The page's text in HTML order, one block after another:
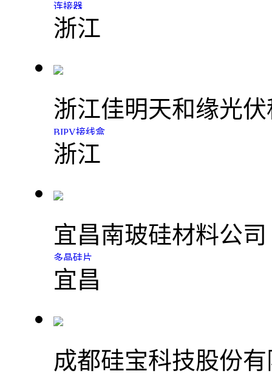
连接器
浙江
浙江佳明天和缘光
BIPV接线盒
浙江
宜昌南玻硅材料公司
多晶硅片
宜昌
成都硅宝科技股份